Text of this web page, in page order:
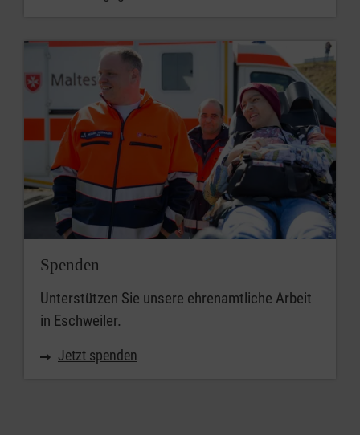
Spenden
Unterstützen Sie unsere ehrenamtliche Arbeit
in Eschweiler.
Jetzt spenden